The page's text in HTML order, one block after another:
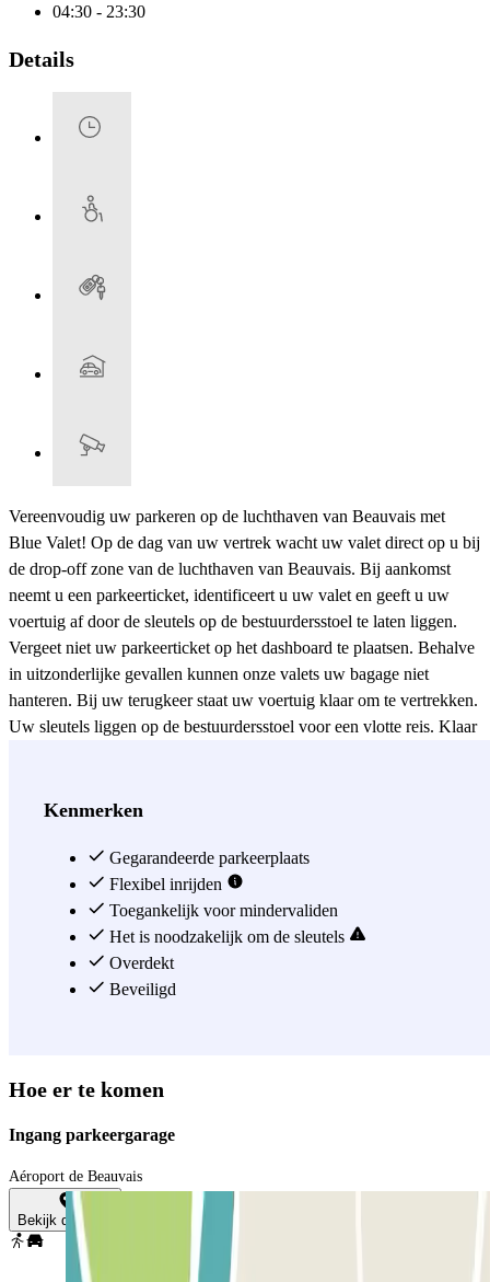
04:30 - 23:30
Details
Vereenvoudig uw parkeren op de luchthaven van Beauvais met
Blue Valet! Op de dag van uw vertrek wacht uw valet direct op u bij
de drop-off zone van de luchthaven van Beauvais. Bij aankomst
neemt u een parkeerticket, identificeert u uw valet en geeft u uw
voertuig af door de sleutels op de bestuurdersstoel te laten liggen.
Vergeet niet uw parkeerticket op het dashboard te plaatsen. Behalve
in uitzonderlijke gevallen kunnen onze valets uw bagage niet
hanteren. Bij uw terugkeer staat uw voertuig klaar om te vertrekken.
Uw sleutels liggen op de bestuurdersstoel voor een vlotte reis. Klaar
en veilige valetservice: reserveer uw parkeerplaats, lever uw
beveiligde, afgesloten parkeergarage nabij de luchthaven. Boek nu
uw parkeerplaats bij Blue Valet – Luchthaven van Beauvais en reis
zorgeloos!
Zie meer
Kenmerken
Gegarandeerde parkeerplaats
Flexibel inrijden
Toegankelijk voor mindervaliden
Het is noodzakelijk om de sleutels
Overdekt
Beveiligd
Hoe er te komen
Ingang parkeergarage
Aéroport de Beauvais
Bekijk de kaart